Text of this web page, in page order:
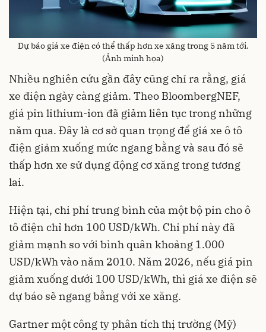
Dự báo giá xe điện có thể thấp hơn xe xăng trong 5 năm tới.
(Ảnh minh họa)
Nhiều nghiên cứu gần đây cũng chỉ ra rằng, giá
xe điện ngày càng giảm. Theo BloombergNEF,
giá pin lithium-ion đã giảm liên tục trong những
năm qua. Đây là cơ sở quan trọng để giá xe ô tô
điện giảm xuống mức ngang bằng và sau đó sẽ
thấp hơn xe sử dụng động cơ xăng trong tương
lai.
Hiện tại, chi phí trung bình của một bộ pin cho ô
tô điện chỉ hơn 100 USD/kWh. Chi phí này đã
giảm mạnh so với bình quân khoảng 1.000
USD/kWh vào năm 2010. Năm 2026, nếu giá pin
giảm xuống dưới 100 USD/kWh, thì giá xe điện sẽ
dự báo sẽ ngang bằng với xe xăng.
Gartner một công ty phân tích thị trường (Mỹ)